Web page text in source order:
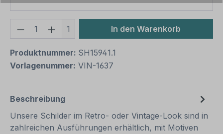
Produkt Anzahl: Gib den
1 In den Warenkorb
Produktnummer: SH15941.1
Vorlagenummer: VIN-1637
Beschreibung
Unsere Schilder im Retro- oder Vintage-Look sind in
zahlreichen Ausführungen erhältlich, mit Motiven